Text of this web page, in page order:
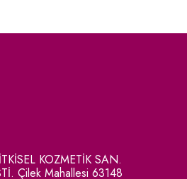
KOZMETİK SAN.
Çilek Mahallesi 63148